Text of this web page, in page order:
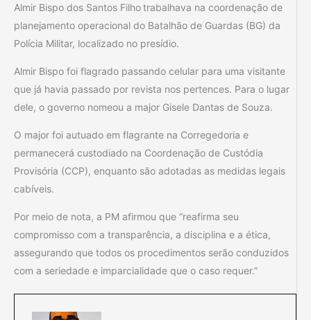
Almir Bispo dos Santos Filhotrabalhava na coordenação de
planejamento operacional do Batalhão de Guardas (BG) da
Polícia Militar, localizado no presídio.
Almir Bispo foi flagrado passando celular para uma visitante
que já havia passado por revista nos pertences. Para o lugar
dele, o governo nomeou a major Gisele Dantas de Souza.
O major foi autuado em flagrante na Corregedoria e
permanecerá custodiado na Coordenação de Custódia
Provisória (CCP), enquanto são adotadas as medidas legais
cabíveis.
Por meio de nota, a PM afirmou que “reafirma seu
compromisso com a transparência, a disciplina e a ética,
assegurando que todos os procedimentos serão conduzidos
com a seriedade e imparcialidade que o caso requer.”